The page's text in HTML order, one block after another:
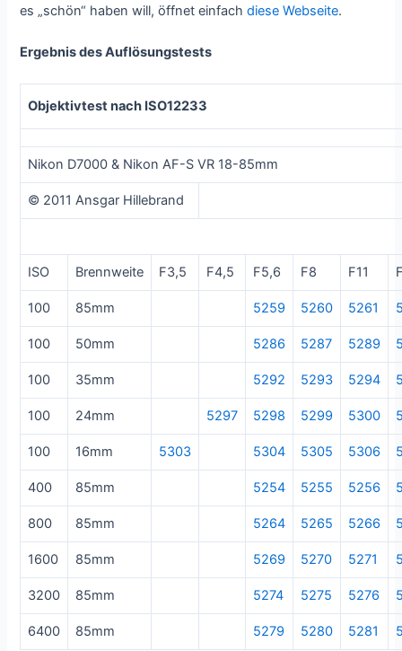
es „schön“ haben will, öffnet einfachdiese Webseite.
Ergebnis des Auflösungstests
Objektivtest nach ISO12233
Nikon D7000 & Nikon AF-S VR 18-85mm
© 2011 Ansgar Hillebrand
ISO Brennweite F3,5 F4,5 F5,6 F8 F11
100 85mm 5259 5260 5261
100 50mm 5286 5287 5289
100 35mm 5292 5293 5294
100 24mm 5297 5298 5299 5300
100 16mm 5303 5304 5305 5306
400 85mm 5254 5255 5256
800 85mm 5264 5265 5266
1600 85mm 5269 5270 5271
3200 85mm 5274 5275 5276
6400 85mm 5279 5280 5281